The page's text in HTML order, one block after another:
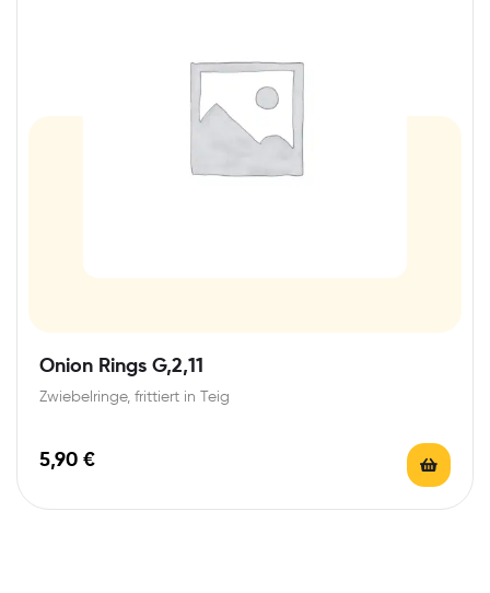
Onion Rings G,2,11
Zwiebelringe, frittiert in Teig
5,90 €